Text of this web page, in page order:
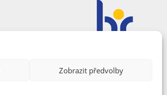
Zobrazit předvolby